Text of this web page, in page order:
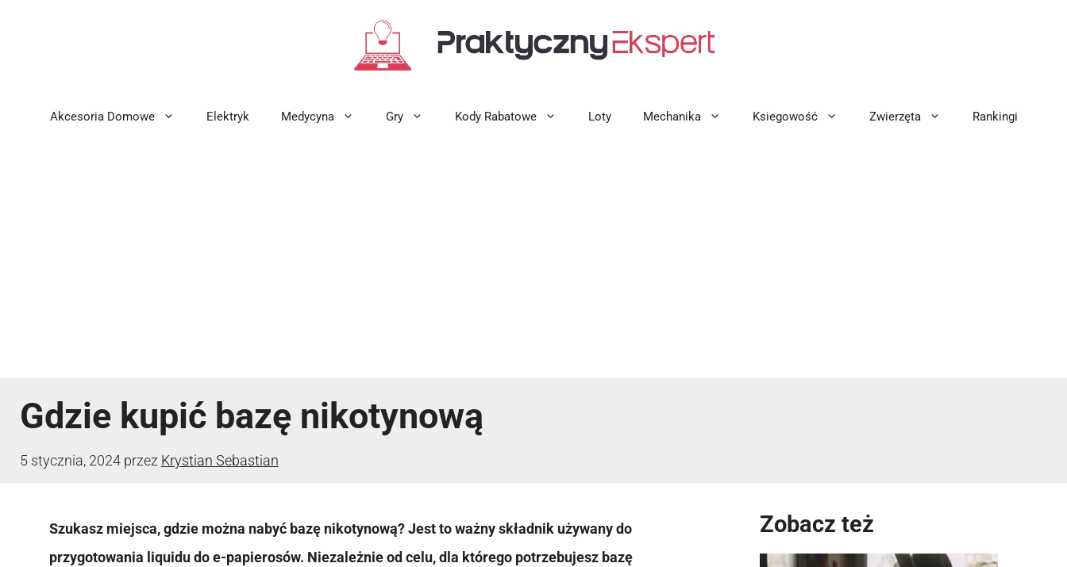
Akcesoria Domowe Elektryk Medycyna Gry Kody Rabatowe Loty Mechanika Ksiegowość Zwierzęta Rankingi
Gdzie kupić bazę nikotynową
5 stycznia, 2024 przez Krystian Sebastian
Szukasz miejsca, gdzie można nabyć bazę nikotynową? Jest to ważny składnik używany do
przygotowania liquidu do e-papierosów. Niezależnie od celu, dla którego potrzebujesz bazę
Zobacz też